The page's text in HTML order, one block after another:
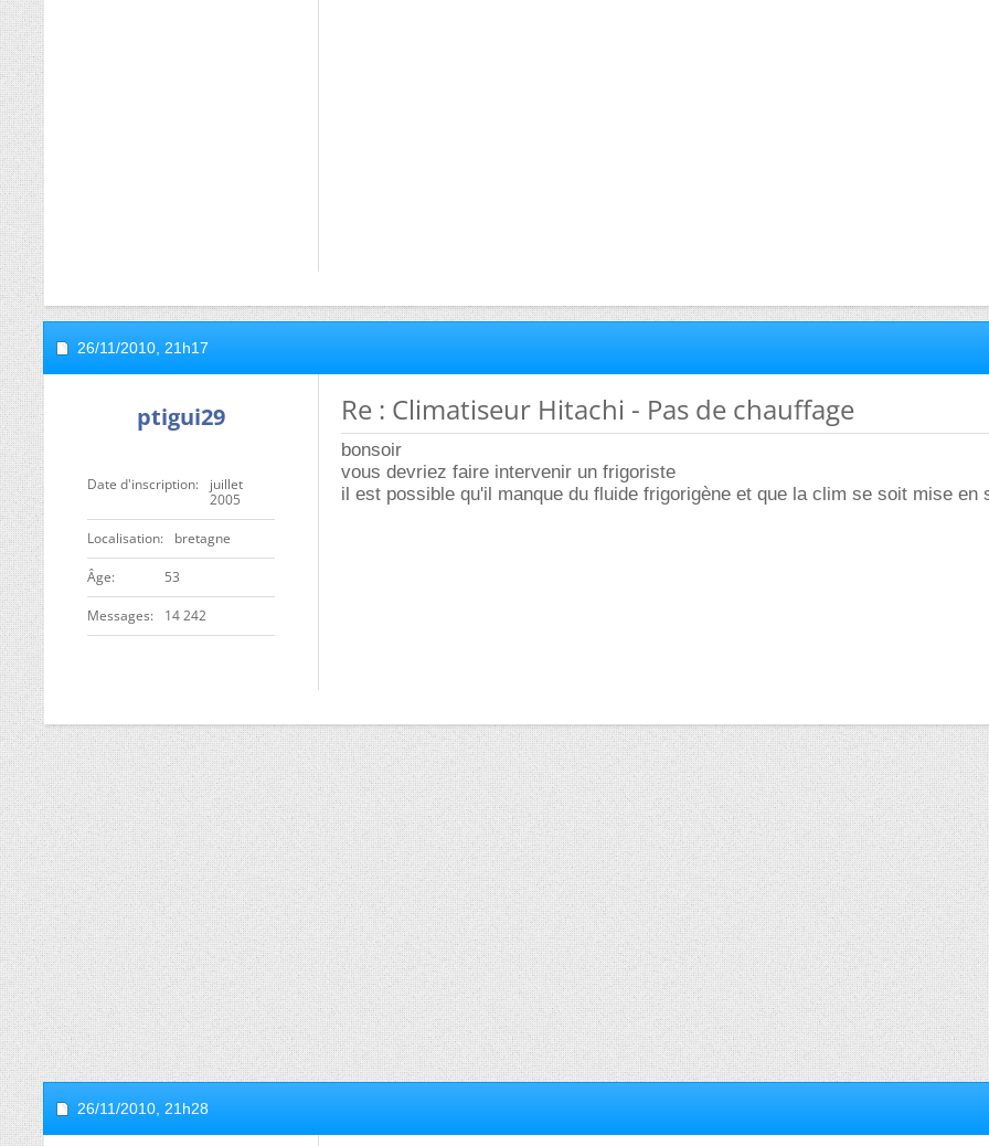
26/11/2010, 21h17
ptigui29
Date d'inscription
juillet
2005
Localisation bretagne
ge 53
Messages 14 242
Re : Climatiseur Hitachi - Pas de chauffage
bonsoir
vous devriez faire intervenir un frigoriste
il est possible qu'il manque du fluide frigorigène et que la clim se soit mise en
26/11/2010, 21h28